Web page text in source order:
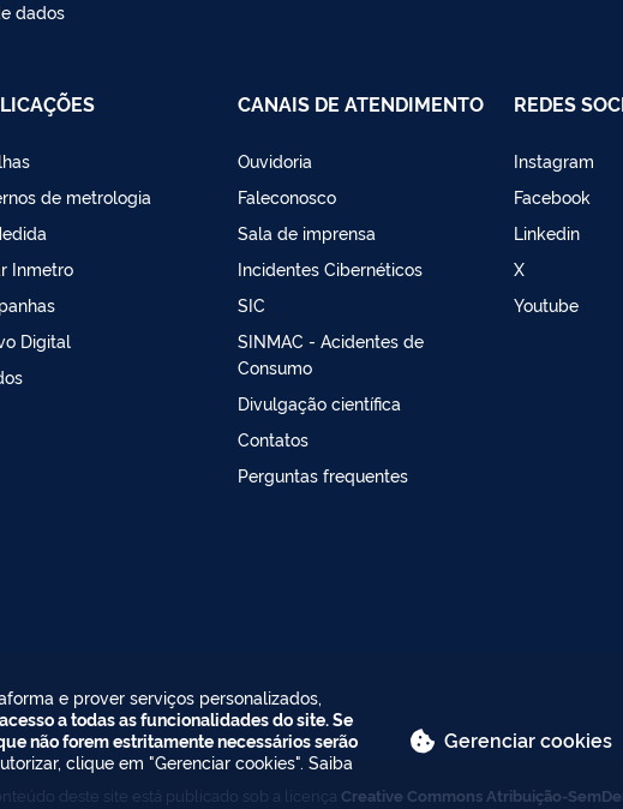
dados
de metrologia
Inmetro
Digital
CANAIS DE ATENDIMENTO
Ouvidoria
Faleconosco
Sala de imprensa
Incidentes Cibernéticos
SIC
SINMAC - Acidentes de
Consumo
Divulgação científica
Contatos
Perguntas frequentes
REDES
Instagram
Facebook
Linkedin
X
Youtube
deste site está publicado sob a licença Creative Commons Atribuição-
e prover serviços personalizados,
a todas as funcionalidades do site. Se
não forem estritamente necessários serão
clique em "Gerenciar cookies". Saiba
Gerenciar cookies